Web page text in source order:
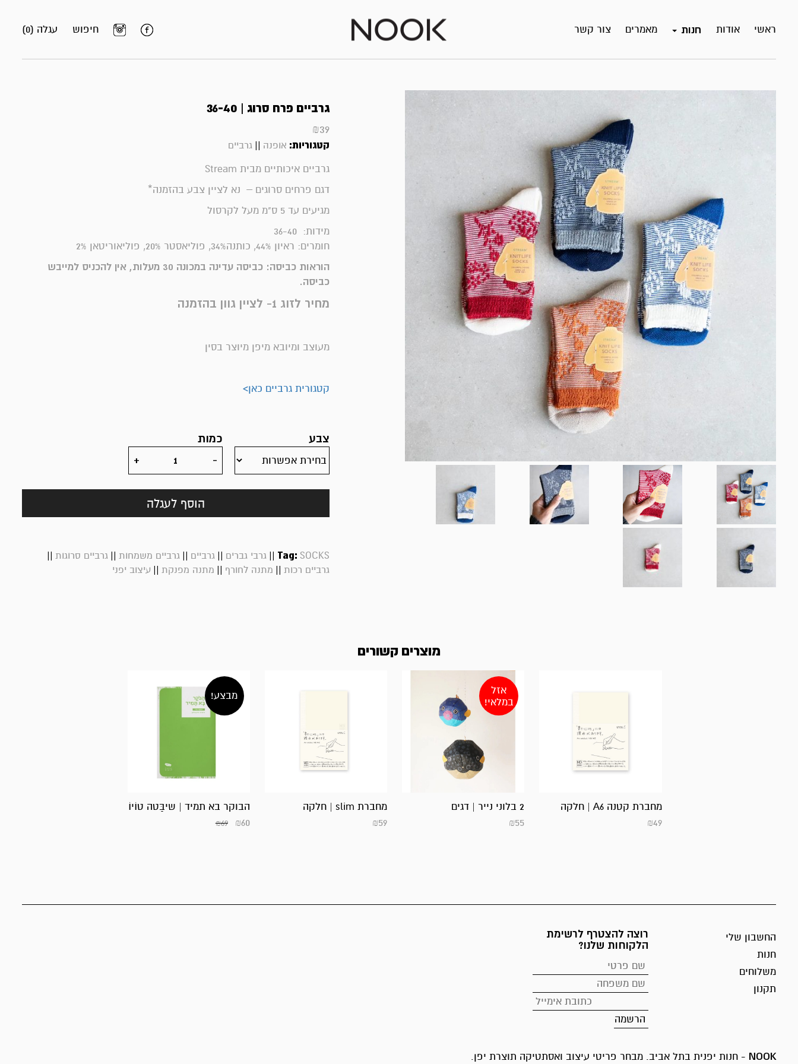
ראשי אודות חנות מאמרים צור קשר עגלה (0) חיפוש
גרביים פרח סרוג | 36-40
₪39
קטגוריות: אופנה ||גרביים
גרביים איכותיים מבית Stream
דגם פרחים סרוגים – נא לציין צבע בהזמנה*
מגיעים עד 5 ס"מ מעל לקרסול
מידות: 36-40
חומרים: ראיון 44%, כותנה34%, פוליאסטר 20%, פוליאוריטאן 2%
הוראות כביסה: כביסה עדינה במכונה 30 מעלות, אין להכניס למייבש
כביסה.
מחיר לזוג 1- לציין גוון בהזמנה
מעוצב ומיובא מיפן מיוצר בסין
קטגורית גרביים כאן>
צבע כמות
הוסף לעגלה
Tag: SOCKS
||גרבי גברים ||גרביים ||גרביים משמחות ||גרביים סרוגות ||
גרביים רכות || מתנה לחורף || מתנה מפנקת ||עיצוב יפני
מוצרים קשורים
מחברת קטנה A6 | חלקה
₪49
אזל
במלאי!
2 בלוני נייר | דגים
₪55
מחברת slim | חלקה
₪59
מבצע!
הבוקר בא תמיד | שיבַּטה טוֹיוֹ
₪69 ₪60
החשבון שלי
חנות
משלוחים
תקנון
רוצה להצטרף לרשימת
הלקוחות שלנו?
NOOK - חנות יפנית בתל אביב. מבחר פריטי עיצוב ואסתטיקה תוצרת יפן.